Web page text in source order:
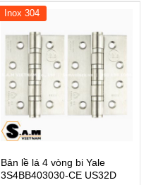
là:
97.900 ₫.
73.000 ₫.
Inox 304
Bản lề lá 4 vòng bi Yale
3S4BB403030-CE US32D